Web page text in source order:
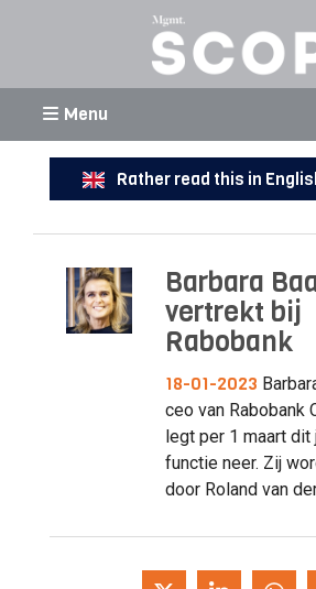
Menu
Rather read this in
Barbara
vertrekt bij
Rabobank
18-01-2023
ceo van Rabobank
legt per 1 maart dit
functie neer. Zij
door Roland van